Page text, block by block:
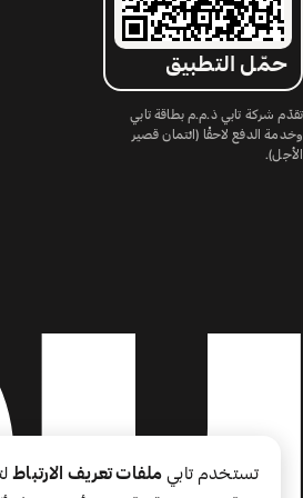
حمّل التطبيق
تقدّم شركة تابي ذ.م.م بطاقة تابي
وخدمة الدفع لاحقًا (ائتمان قصير
الأجل).
تستخدم تابي ملفات تعريف الارتباط